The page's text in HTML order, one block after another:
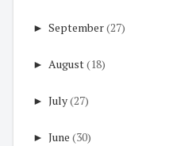
► September(27)
► August(18)
► July(27)
► June (30)